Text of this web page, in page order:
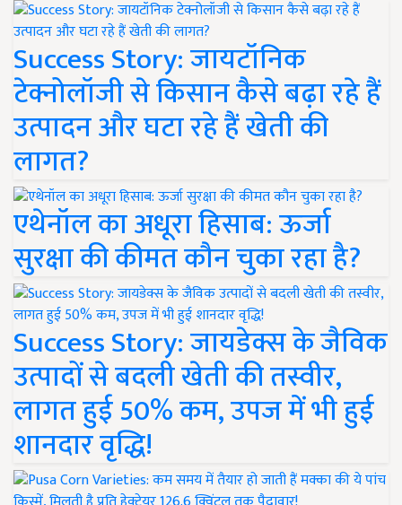
Success Story: जायटॉनिक
टेक्नोलॉजी से किसान कैसे बढ़ा रहे हैं
उत्पादन और घटा रहे हैं खेती की
लागत?
एथेनॉल का अधूरा हिसाब: ऊर्जा
सुरक्षा की कीमत कौन चुका रहा है?
Success Story: जायडेक्स के जैविक
उत्पादों से बदली खेती की तस्वीर,
लागत हुई 50% कम, उपज में भी हुई
शानदार वृद्धि!